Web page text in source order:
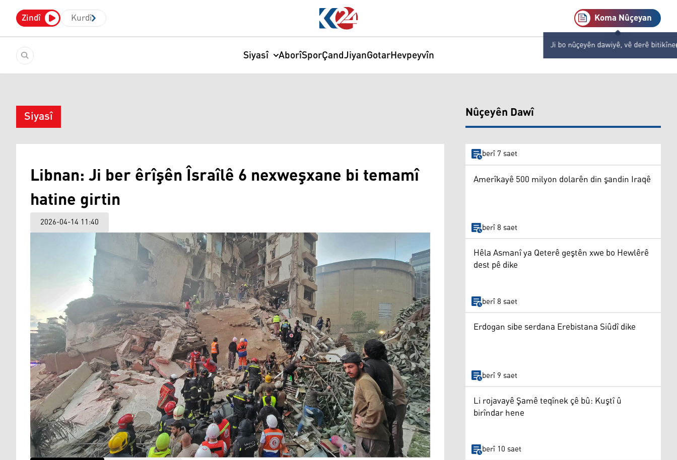
Zindî Kurdî Koma Nûçeyan
Ji bo nûçeyên dawiyê, vê derê bitikîne
Siyasî AborîSporÇandJiyanGotarHevpeyvîn
Siyasî
Libnan: Ji ber êrîşên Îsraîlê 6 nexweşxane bi temamî
hatine girtin
2026-04-14 11:40
Nûçeyên Dawî
berî 7 saet
Amerîkayê 500 milyon dolarên din şandin Iraqê
berî 8 saet
Hêla Asmanî ya Qeterê geştên xwe bo Hewlêrê
dest pê dike
berî 8 saet
Erdogan sibe serdana Erebistana Siûdî dike
berî 9 saet
Li rojavayê Şamê teqînek çê bû: Kuştî û
birîndar hene
berî 10 saet